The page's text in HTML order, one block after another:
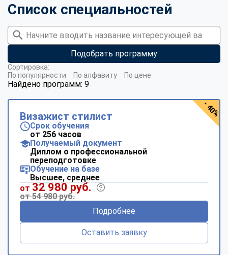
Список специальностей
Подобрать программу
Найдено программ: 9
Сортировка:
По популярности
По алфавиту По цене
Визажист стилист
Срок обучения
от 256 часов
Получаемый документ
Диплом о профессиональной
переподготовке
Обучение на базе
Высшее, среднее
от 32 980 руб.
от 54 980 руб.
Подробнее
Оставить заявку
- 40%